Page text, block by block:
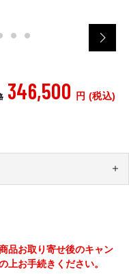
346,500 円 (税込)
品お取り寄せ後のキャン
上お手続きください。